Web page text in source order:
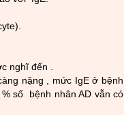
nghĩ đến .
nặng , mức IgE ở bệnh
số bệnh nhân AD vẫn có